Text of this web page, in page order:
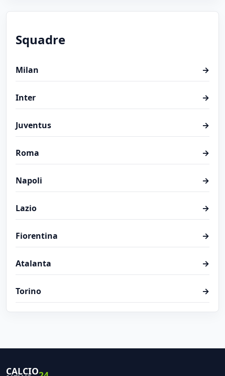
Squadre
Milan →
Inter →
Juventus →
Roma →
Napoli →
Lazio →
Fiorentina →
Atalanta →
Torino →
CALCIO